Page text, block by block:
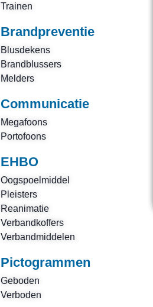
Trainen
Brandpreventie
Blusdekens
Brandblussers
Melders
Communicatie
Megafoons
Portofoons
EHBO
Oogspoelmiddel
Pleisters
Reanimatie
Verbandkoffers
Verbandmiddelen
Pictogrammen
Geboden
Verboden